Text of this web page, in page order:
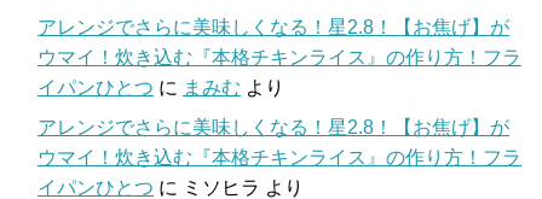
アレンジでさらに美味しくなる！星2.8！【お焦げ】が
ウマイ！炊き込む『本格チキンライス』の作り方！フラ
イパンひとつ に まみむ より
アレンジでさらに美味しくなる！星2.8！【お焦げ】が
ウマイ！炊き込む『本格チキンライス』の作り方！フラ
イパンひとつ に ミソヒラ より